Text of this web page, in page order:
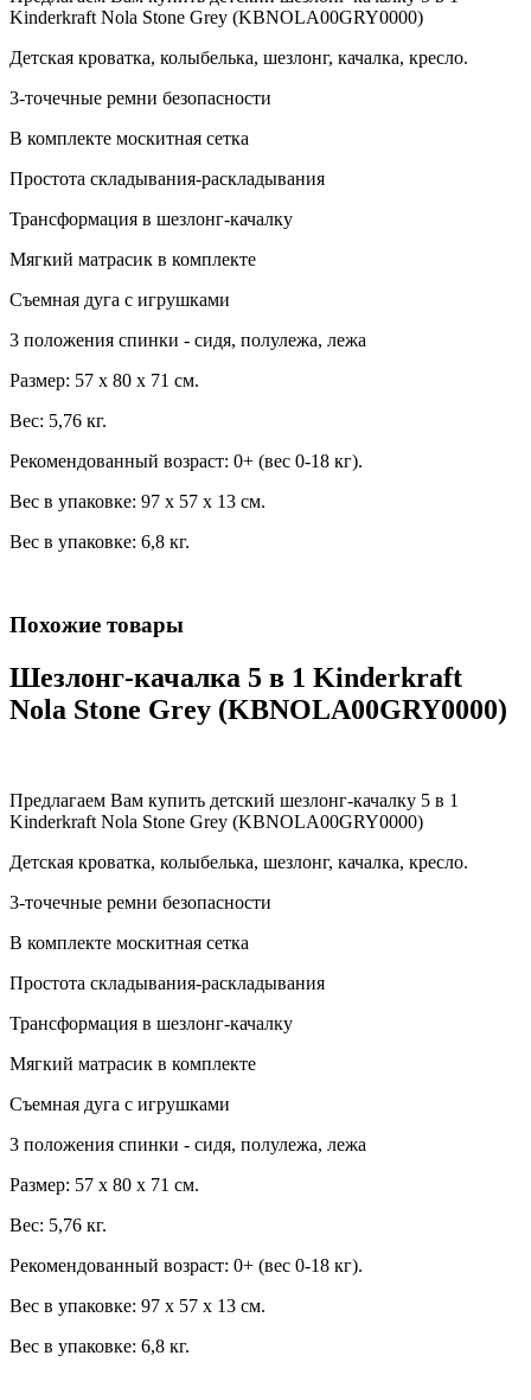
Kinderkraft Nola Stone Grey (KBNOLA00GRY0000)
Детская кроватка, колыбелька, шезлонг, качалка, кресло.
3-точечные ремни безопасности
В комплекте москитная сетка
Простота складывания-раскладывания
Трансформация в шезлонг-качалку
Мягкий матрасик в комплекте
Съемная дуга с игрушками
3 положения спинки - сидя, полулежа, лежа
Размер: 57 x 80 x 71 см.
Вес: 5,76 кг.
Рекомендованный возраст: 0+ (вес 0-18 кг).
Вес в упаковке: 97 x 57 x 13 см.
Вес в упаковке: 6,8 кг.
Похожие товары
Шезлонг-качалка 5 в 1 Kinderkraft
Nola Stone Grey (KBNOLA00GRY0000)
Предлагаем Вам купить детский шезлонг-качалку 5 в 1
Kinderkraft Nola Stone Grey (KBNOLA00GRY0000)
Детская кроватка, колыбелька, шезлонг, качалка, кресло.
3-точечные ремни безопасности
В комплекте москитная сетка
Простота складывания-раскладывания
Трансформация в шезлонг-качалку
Мягкий матрасик в комплекте
Съемная дуга с игрушками
3 положения спинки - сидя, полулежа, лежа
Размер: 57 x 80 x 71 см.
Вес: 5,76 кг.
Рекомендованный возраст: 0+ (вес 0-18 кг).
Вес в упаковке: 97 x 57 x 13 см.
Вес в упаковке: 6,8 кг.